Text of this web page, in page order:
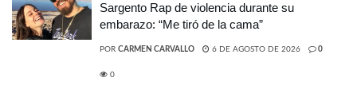
Sargento Rap de violencia durante su
embarazo: “Me tiró de la cama”
POR CARMEN CARVALLO 6 DE AGOSTO DE 2026 0
0